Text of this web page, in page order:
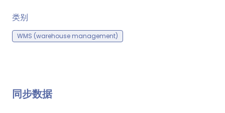
类别
WMS (warehouse management)
同步数据